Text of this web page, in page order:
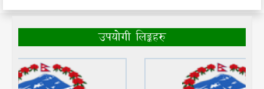
उपयोगी लिङ्कहरु